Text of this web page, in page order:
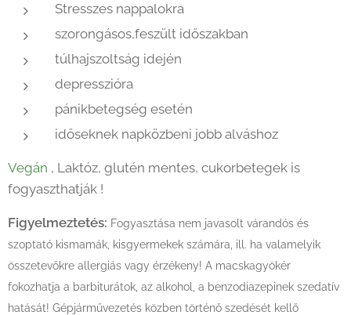
Stresszes nappalokra
szorongásos,feszült időszakban
túlhajszoltság idején
depresszióra
pánikbetegség esetén
időseknek napközbeni jobb alváshoz
Vegán , Laktóz, glutén mentes, cukorbetegek is
fogyaszthatják !
Figyelmeztetés: Fogyasztása nem javasolt várandós és
szoptató kismamák, kisgyermekek számára, ill. ha valamelyik
összetevőkre allergiás vagy érzékeny! A macskagyökér
fokozhatja a barbiturátok, az alkohol, a benzodiazepinek szedatív
hatását! Gépjárművezetés közben történő szedését kellő